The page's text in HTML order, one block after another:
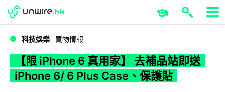
WWDC 2026 ERP 與商業 AI
科技娛樂 買物情報
【限 iPhone 6 真用家】 去補品站即送
iPhone 6/ 6 Plus Case、保護貼